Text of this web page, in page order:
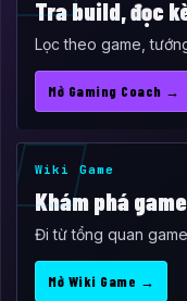
Tra build, đọc
Lọc theo game,
Mở Gaming Coach →
Wiki Game
Khám phá
Đi từ tổng quan
Mở Wiki Game →